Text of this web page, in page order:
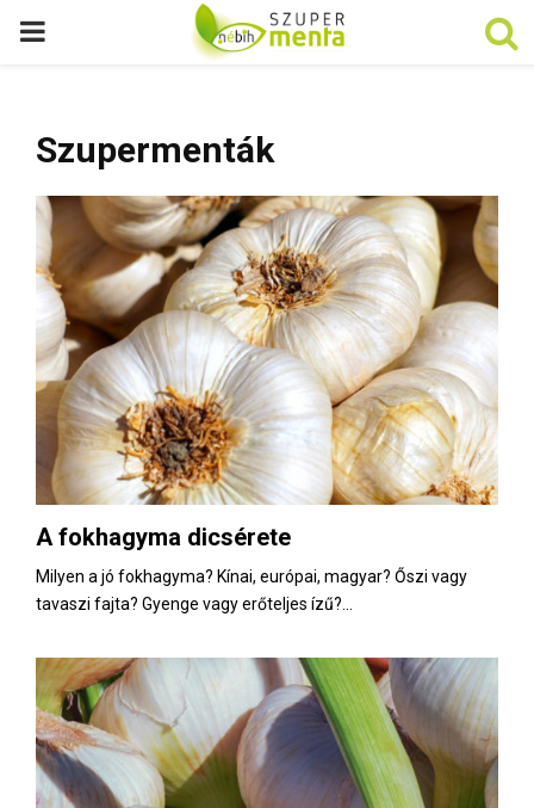
P
M
A
R
Y
E
N
U
Szupermenták
A fokhagyma dicsérete
Milyen a jó fokhagyma? Kínai, európai, magyar? Őszi vagy
tavaszi fajta? Gyenge vagy erőteljes ízű?...